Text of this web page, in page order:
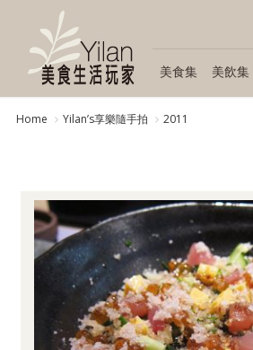
美食集 美飲集
Home Yilanʼs享樂隨手拍 2011